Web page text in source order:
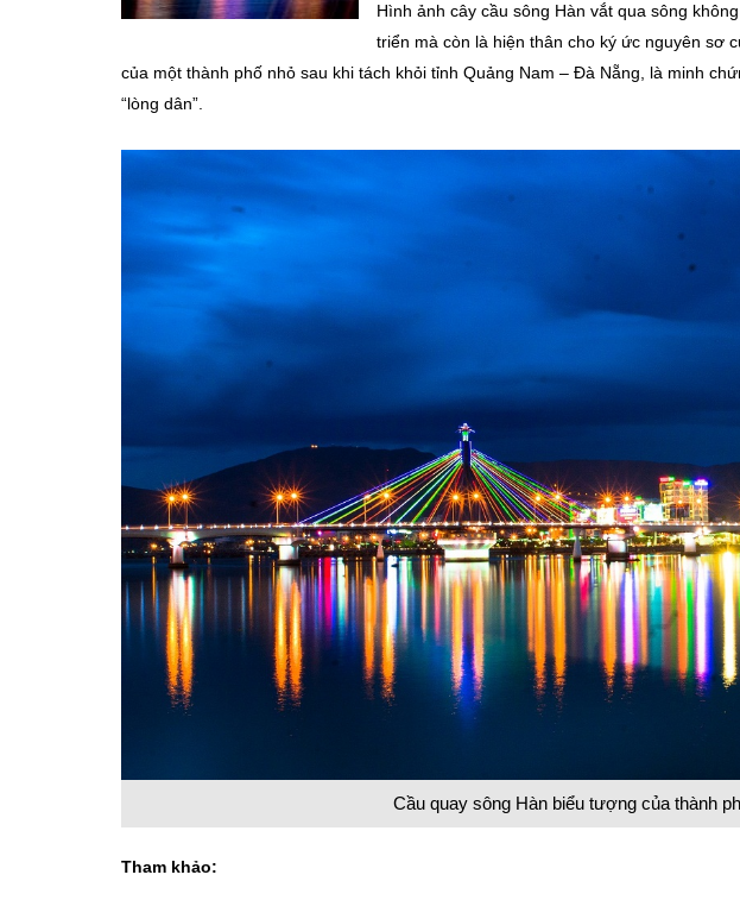
Hình ảnh cây cầu sông Hàn vắt qua sông
triển mà còn là hiện thân cho ký ức nguyên sơ
của một thành phố nhỏ sau khi tách khỏi tỉnh Quảng Nam – Đà Nẵng, là minh
“lòng dân”.
Cầu quay sông Hàn biểu tượng của thành
Tham khảo: